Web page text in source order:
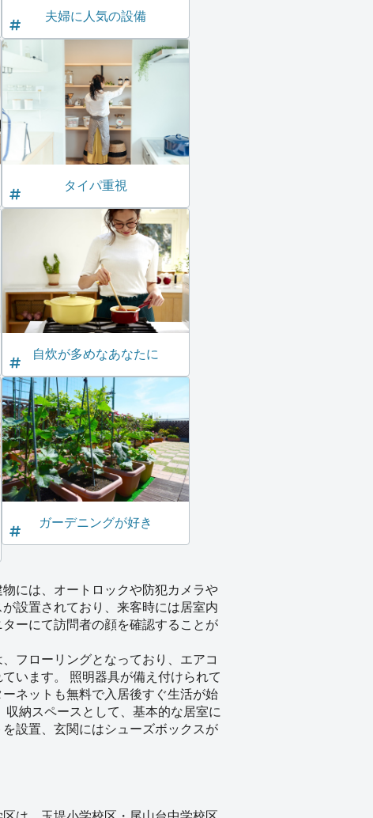
夫婦に人気の設備
タイパ重視
自炊が多めなあなたに
ガーデニングが好き
物には、オートロックや防犯カメラや
設置されており、来客時には居室内
ーにて訪問者の顔を確認することが
フローリングとなっており、エアコ
ています。 照明器具が備え付けられて
ネットも無料で入居後すぐ生活が始
収納スペースとして、基本的な居室に
を設置、玄関にはシューズボックスが